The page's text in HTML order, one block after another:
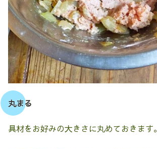
丸まる
具材をお好みの大きさに丸めておきます。